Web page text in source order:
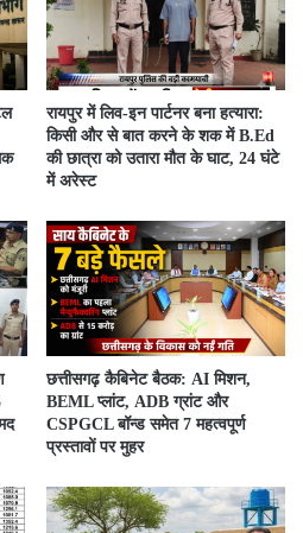
रायपुर में लिव-इन पार्टनर बना हत्यारा:
किसी और से बात करने के शक में B.Ed
की छात्रा को उतारा मौत के घाट, 24 घंटे
में अरेस्ट
छत्तीसगढ़ कैबिनेट बैठक: AI मिशन,
BEML प्लांट, ADB ग्रांट और
CSPGCL बॉन्ड समेत 7 महत्वपूर्ण
प्रस्तावों पर मुहर